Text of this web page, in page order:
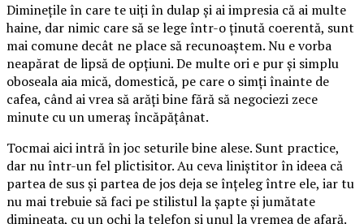
Diminețile în care te uiți în dulap și ai impresia că ai multe
haine, dar nimic care să se lege într-o ținută coerentă, sunt
mai comune decât ne place să recunoaștem. Nu e vorba
neapărat de lipsă de opțiuni. De multe ori e pur și simplu
oboseala aia mică, domestică, pe care o simți înainte de
cafea, când ai vrea să arăți bine fără să negociezi zece
minute cu un umeraș încăpățânat.
Tocmai aici intră în joc seturile bine alese. Sunt practice,
dar nu într-un fel plictisitor. Au ceva liniștitor în ideea că
partea de sus și partea de jos deja se înțeleg între ele, iar tu
nu mai trebuie să faci pe stilistul la șapte și jumătate
dimineața, cu un ochi la telefon și unul la vremea de afară.